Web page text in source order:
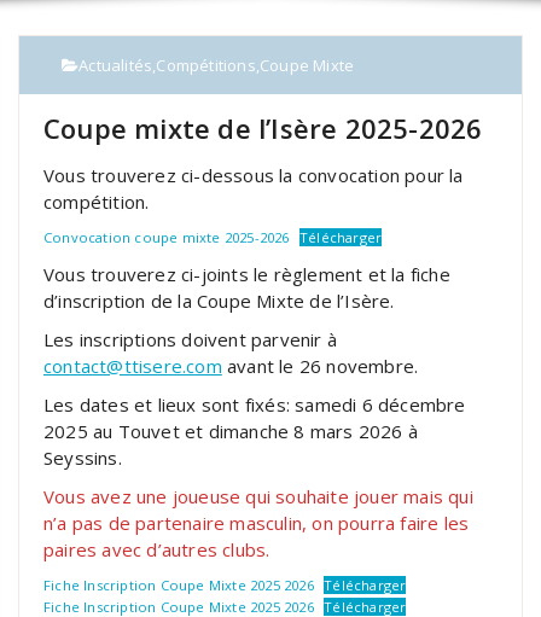
Actualités,Compétitions,Coupe Mixte
Coupe mixte de l’Isère 2025-2026
Vous trouverez ci-dessous la convocation pour la
compétition.
Convocation coupe mixte 2025-2026 Télécharger
Vous trouverez ci-joints le règlement et la fiche
d’inscription de la Coupe Mixte de l’Isère.
Les inscriptions doivent parvenir à
contact@ttisere.com avant le 26 novembre.
Les dates et lieux sont fixés: samedi 6 décembre
2025 au Touvet et dimanche 8 mars 2026 à
Seyssins.
Vous avez une joueuse qui souhaite jouer mais qui
n’a pas de partenaire masculin, on pourra faire les
paires avec d’autres clubs.
Fiche Inscription Coupe Mixte 2025 2026 Télécharger
Fiche Inscription Coupe Mixte 2025 2026 Télécharger